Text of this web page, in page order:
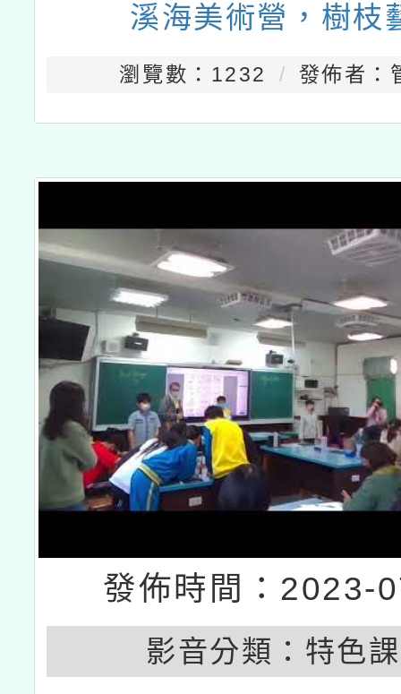
溪海美術營，樹枝
瀏覽數：1232 發佈者：
發佈時間：2023-
影音分類： 特色